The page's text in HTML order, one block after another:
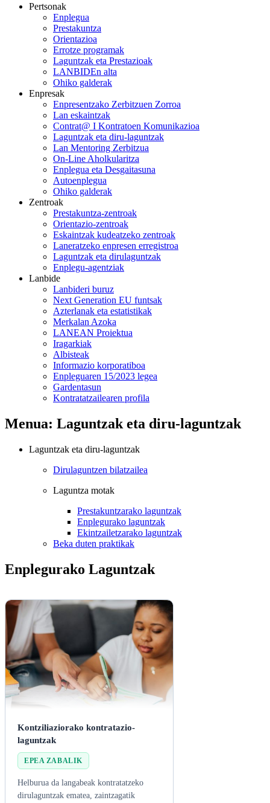
Pertsonak
Enplegua
Prestakuntza
Orientazioa
Errotze programak
Laguntzak eta Prestazioak
LANBIDEn alta
Ohiko galderak
Enpresak
Enpresentzako Zerbitzuen Zorroa
Lan eskaintzak
Contrat@ I Kontratoen Komunikazioa
Laguntzak eta diru-laguntzak
Lan Mentoring Zerbitzua
On-Line Aholkularitza
Enplegua eta Desgaitasuna
Autoenplegua
Ohiko galderak
Zentroak
Prestakuntza-zentroak
Orientazio-zentroak
Eskaintzak kudeatzeko zentroak
Laneratzeko enpresen erregistroa
Laguntzak eta dirulaguntzak
Enplegu-agentziak
Lanbide
Lanbideri buruz
Next Generation EU funtsak
Azterlanak eta estatistikak
Merkalan Azoka
LANEAN Proiektua
Iragarkiak
Albisteak
Informazio korporatiboa
Enpleguaren 15/2023 legea
Gardentasun
Kontratatzailearen profila
Menua: Laguntzak eta diru-laguntzak
Laguntzak eta diru-laguntzak
Dirulaguntzen bilatzailea
Laguntza motak
Prestakuntzarako laguntzak
Enplegurako laguntzak
Ekintzailetzarako laguntzak
Beka duten praktikak
Enplegurako Laguntzak
Kontziliaziorako kontratazio-
laguntzak
EPEA ZABALIK
Helburua da langabeak kontratatzeko
dirulaguntzak ematea, zaintzagatik